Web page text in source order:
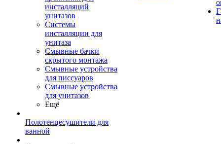
инсталляций
унитазов
Системы
инсталляции для
унитаза
Смывные бачки
скрытого монтажа
Смывные устройства
для писсуаров
Смывные устройства
для унитазов
Ещё
Полотенцесушители для
ванной